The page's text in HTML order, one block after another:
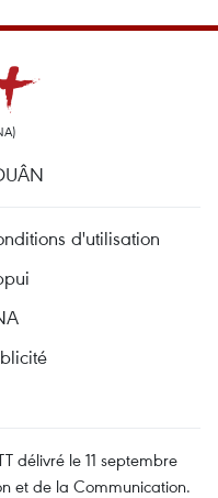
d'utilisation
délivré le 11 septembre
et de la Communication.